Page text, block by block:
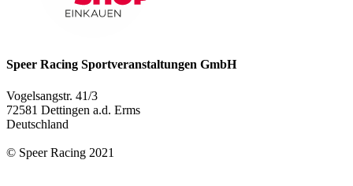
Speer Racing Sportveranstaltungen GmbH
Vogelsangstr. 41/3
72581 Dettingen a.d. Erms
Deutschland
© Speer Racing 2021